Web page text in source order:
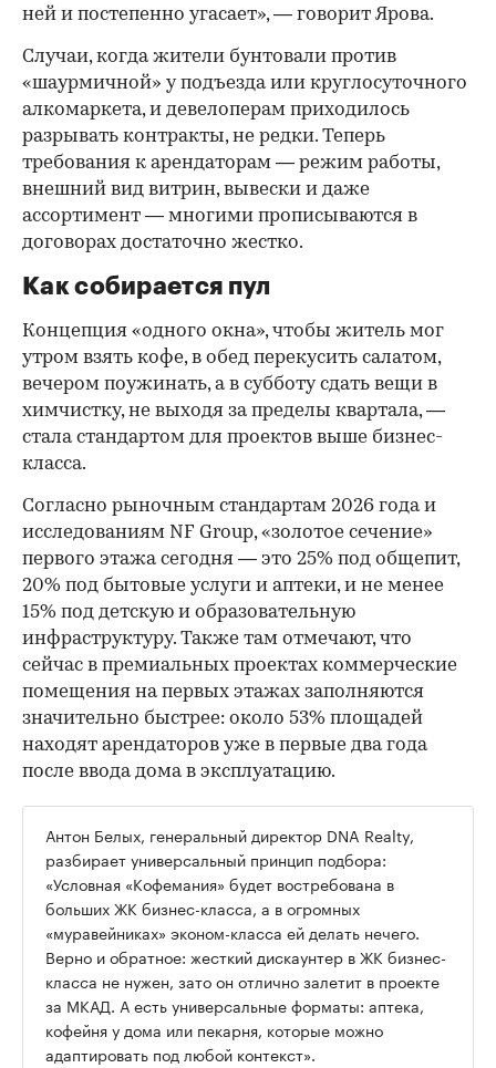
ней и постепенно угасает», — говорит Ярова.
Случаи, когда жители бунтовали против
«шаурмичной» у подъезда или круглосуточного
алкомаркета, и девелоперам приходилось
разрывать контракты, не редки. Теперь
требования к арендаторам — режим работы,
внешний вид витрин, вывески и даже
ассортимент — многими прописываются в
договорах достаточно жестко.
Как собирается пул
Концепция «одного окна», чтобы житель мог
утром взять кофе, в обед перекусить салатом,
вечером поужинать, а в субботу сдать вещи в
химчистку, не выходя за пределы квартала, —
стала стандартом для проектов выше бизнес-
класса.
Согласно рыночным стандартам 2026 года и
исследованиям NF Group, «золотое сечение»
первого этажа сегодня — это 25% под общепит,
20% под бытовые услуги и аптеки, и не менее
15% под детскую и образовательную
инфраструктуру. Также там отмечают, что
сейчас в премиальных проектах коммерческие
помещения на первых этажах заполняются
значительно быстрее: около 53% площадей
находят арендаторов уже в первые два года
после ввода дома в эксплуатацию.
Антон Белых, генеральный директор DNA Realty,
разбирает универсальный принцип подбора:
«Условная «Кофемания» будет востребована в
больших ЖК бизнес-класса, а в огромных
«муравейниках» эконом-класса ей делать нечего.
Верно и обратное: жесткий дискаунтер в ЖК бизнес-
класса не нужен, зато он отлично залетит в проекте
за МКАД. А есть универсальные форматы: аптека,
кофейня у дома или пекарня, которые можно
адаптировать под любой контекст».